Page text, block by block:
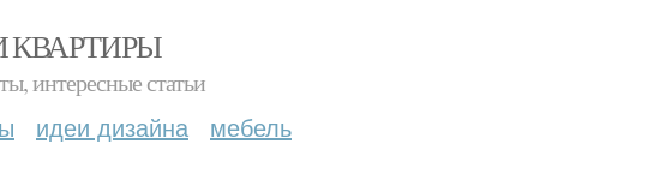
КВАРТИРЫ
интересные статьи
идеи дизайна мебель